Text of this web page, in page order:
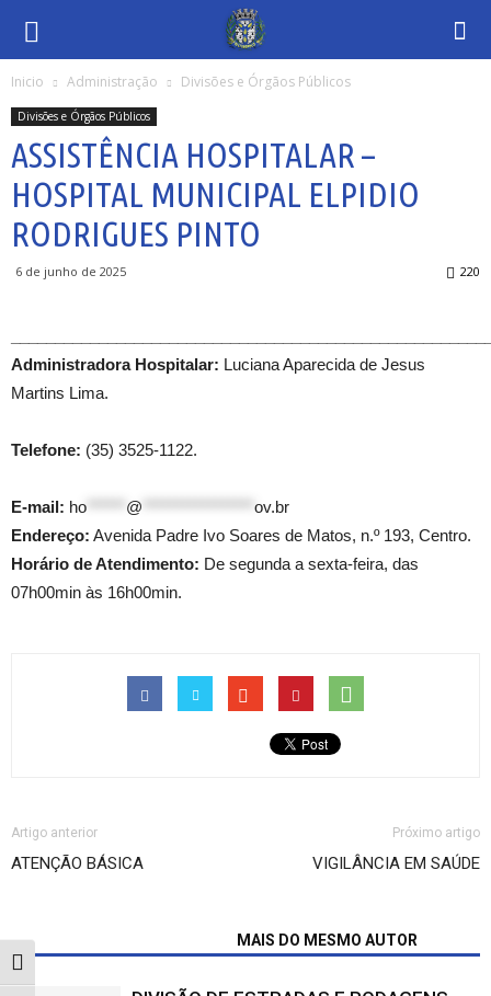
Alternar alto contraste
Inicio Administração Divisões e Órgãos Públicos
Divisões e Órgãos Públicos
ASSISTÊNCIA HOSPITALAR –
HOSPITAL MUNICIPAL ELPIDIO
RODRIGUES PINTO
6 de junho de 2025 220
Administradora Hospitalar: Luciana Aparecida de Jesus
Martins Lima.
Telefone: (35) 3525-1122.
E-mail: ho @
ov.br
Endereço: Avenida Padre Ivo Soares de Matos, n.º 193, Centro.
Horário de Atendimento: De segunda a sexta-feira, das
07h00min às 16h00min.
Artigo anterior
ATENÇÃO BÁSICA
Próximo artigo
VIGILÂNCIA EM SAÚDE
ARTIGOS RELACIONADOS MAIS DO MESMO AUTOR